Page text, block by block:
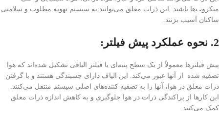
میکروب‌ها باشند. این ذرات معلق می‌توانند به سیستم تهویه مطلوب و سلامتی
ساکنان آسیب بزنند.
2. نحوه عملکرد پیش فیلتر:
پیش فیلترها معمولاً از یک سطح پنبه‌ای یا فیلتر الیافی تشکیل شده‌اند که هوا
تصفیه شده از آنها عبور می‌کند. این الیاف دارای چسبندگی هستند و با گرفتن
ذرات معلق در هوا، آنها را به تصفیه کننده‌های اصلی سیستم منتقل می‌کنند.
این کارها از پراکندگی ذرات در هوا جلوگیری و به کاهش اندازه ذرات معلق
کمک می‌کنند.